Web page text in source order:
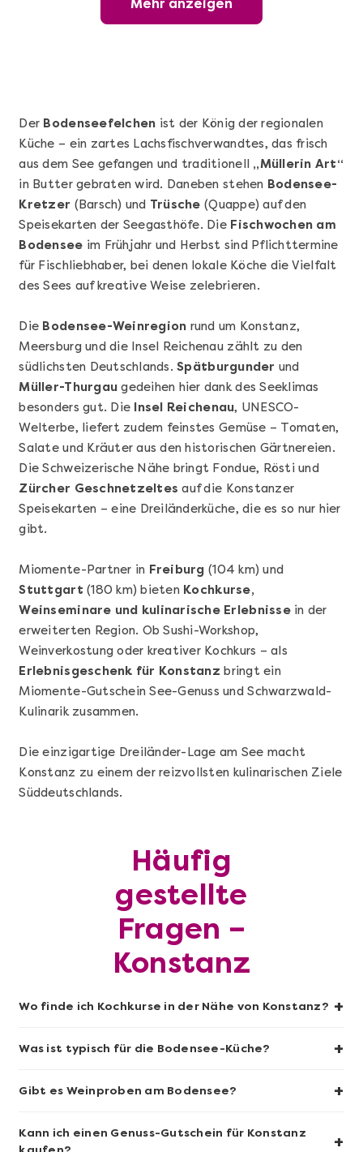
Wunderschöner Weinabend
Mehr anzeigen
Sushi Basic Kurs Bonn
Mehr anzeigen
Mehr anzeigen
Mehr anzeigen
Der Bodenseefelchen ist der König der regionalen
Küche – ein zartes Lachsfischverwandtes, das frisch
aus dem See gefangen und traditionell „Müllerin Art“
in Butter gebraten wird. Daneben stehen Bodensee-
Kretzer (Barsch) und Trüsche (Quappe) auf den
Speisekarten der Seegasthöfe. Die Fischwochen am
Bodensee im Frühjahr und Herbst sind Pflichttermine
für Fischliebhaber, bei denen lokale Köche die Vielfalt
des Sees auf kreative Weise zelebrieren.
Die Bodensee-Weinregion rund um Konstanz,
Meersburg und die Insel Reichenau zählt zu den
südlichsten Deutschlands.Spätburgunder und
Müller-Thurgau gedeihen hier dank des Seeklimas
besonders gut. Die Insel Reichenau, UNESCO-
Welterbe, liefert zudem feinstes Gemüse – Tomaten,
Salate und Kräuter aus den historischen Gärtnereien.
Die Schweizerische Nähe bringt Fondue, Rösti und
Zürcher Geschnetzeltes auf die Konstanzer
Speisekarten – eine Dreiländerküche, die es so nur hier
gibt.
Miomente-Partner in Freiburg (104 km) und
Stuttgart (180 km) bieten Kochkurse,
Weinseminare und kulinarische Erlebnissein der
erweiterten Region. Ob Sushi-Workshop,
Weinverkostung oder kreativer Kochkurs – als
Erlebnisgeschenk für Konstanz bringt ein
Miomente-Gutschein See-Genuss und Schwarzwald-
Kulinarik zusammen.
Die einzigartige Dreiländer-Lage am See macht
Konstanz zu einem der reizvollsten kulinarischen Ziele
Süddeutschlands.
Häufig
gestellte
Fragen –
Konstanz
Wo finde ich Kochkurse in der Nähe von Konstanz? +
Was ist typisch für die Bodensee-Küche? +
Gibt es Weinproben am Bodensee? +
Kann ich einen Genuss-Gutschein für Konstanz
+